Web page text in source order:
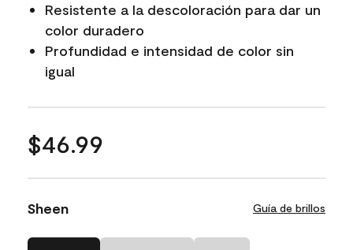
Resistente a la descoloración para dar un
color duradero
Profundidad e intensidad de color sin
igual
$46.99
Sheen Guía de brillos